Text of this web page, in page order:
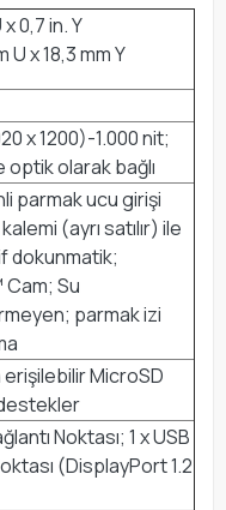
x 0,7 in. Y
U x 18,3 mm Y
x 1200)-1.000 nit;
olarak bağlı
parmak ucu girişi
(ayrı satılır) ile
dokunmatik;
Su
parmak izi
erişilebilir MicroSD
Noktası; 1 x USB
(DisplayPort 1.2